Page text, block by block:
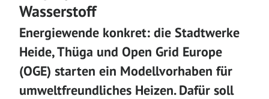
Wasserstoff
Energiewende konkret: die Stadtwerke
Heide, Thüga und Open Grid Europe
(OGE) starten ein Modellvorhaben für
umweltfreundliches Heizen. Dafür soll